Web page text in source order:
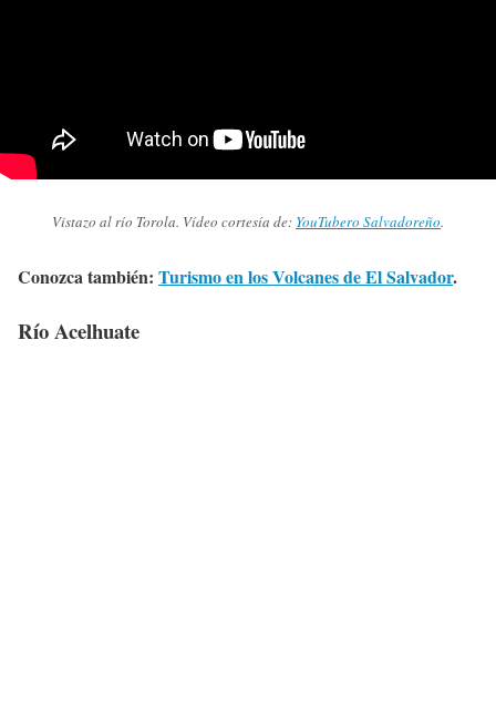
Vistazo al río Torola. Vídeo cortesía de: YouTubero Salvadoreño.
Conozca también: Turismo en los Volcanes de El Salvador.
Río Acelhuate